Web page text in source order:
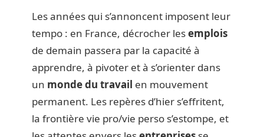
Les années qui s’annoncent imposent leur
tempo : en France, décrocher lesemplois
de demain passera par la capacité à
apprendre, à pivoter et à s’orienter dans
un monde du travail en mouvement
permanent. Les repères d’hier s’effritent,
la frontière vie pro/vie perso s’estompe, et